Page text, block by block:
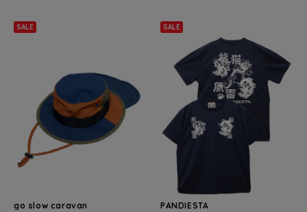
SALE
go slow caravan
SALE
PANDIESTA